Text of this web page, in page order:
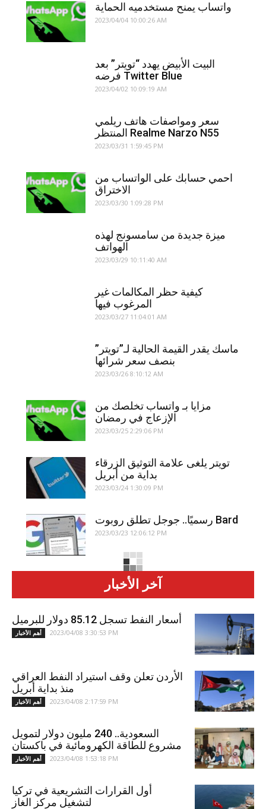
واتساب يمنح مستخدميه الحماية
2023/04/04 10:00:26 AM
البيت الأبيض يهدد “تويتر” بعد
فرضه Twitter Blue
2023/04/02 10:09:19 AM
سعر ومواصفات هاتف ريلمي
المنتظر Realme Narzo N55
2023/03/31 1:59:45 PM
احمي حسابك على الواتساب من
الاختراق
2023/03/30 1:09:28 PM
ميزة جديدة من سامسونج لهذه
الهواتف
2023/03/29 10:11:40 AM
كيفية حظر المكالمات غير
المرغوب فيها
2023/03/27 11:04:01 AM
ماسك يقدر القيمة الحالية لـ”تويتر”
بنصف سعر شرائها
2023/03/26 8:10:12 AM
مزايا بـ واتساب تخلصك من
الإزعاج في رمضان
2023/03/25 2:29:06 PM
تويتر يلغى علامة التوثيق الزرقاء
بداية من أبريل
2023/03/24 1:30:09 PM
رسميًا.. جوجل تطلق روبوت Bard
2023/03/23 12:06:12 PM
آخر الأخبار
أسعار النفط تسجل 85.12 دولار للبرميل
أهم الأخبار 2023/04/08 3:30:53 PM
الأردن تعلن وقف استيراد النفط العراقي
منذ بداية أبريل
أهم الأخبار 2023/04/08 2:17:59 PM
السعودية.. 240 مليون دولار لتمويل
مشروع للطاقة الكهرومائية في باكستان
أهم الأخبار 2023/04/08 1:53:18 PM
أول القرارات التشريعية في تركيا
لتشغيل مركز الغاز